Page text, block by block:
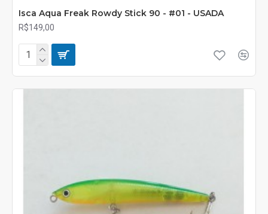
Isca Aqua Freak Rowdy Stick 90 - #01 - USADA
R$149,00